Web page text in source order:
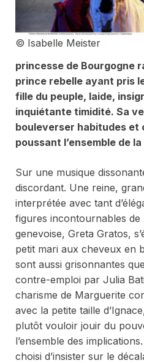
© Isabelle Meister
princesse de Bourgogne
prince rebelle ayant pris
fille du peuple, laide,
inquiétante timidité. Sa
bouleverser habitudes et
poussant l’ensemble de
Sur une musique
discordant. Une reine,
interprétée avec tant
figures incontournables
genevoise, Greta Gratos,
petit mari aux cheveux en
sont aussi grisonnantes
contre-emploi par Julia
charisme de Marguerite
avec la petite taille
plutôt vouloir jouir du
l’ensemble des
choisi d’insister sur le